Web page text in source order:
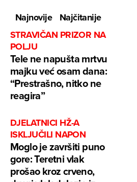
Najnovije
Najčitanije
STRAVIČAN PRIZOR NA
POLJU
Tele ne napušta mrtvu
majku već osam dana:
“Prestrašno, nitko ne
reagira”
DJELATNICI HŽ-A
ISKLJUČILI NAPON
Moglo je završiti puno
gore: Teretni vlak
prošao kroz crveno,